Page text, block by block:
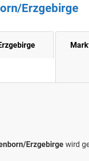
Erzgebirge
Erzgebirge wird